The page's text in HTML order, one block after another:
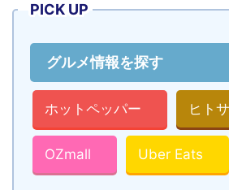
PICK UP
グルメ情報を探す
ホットペッパー ヒト
OZmall Uber Eats